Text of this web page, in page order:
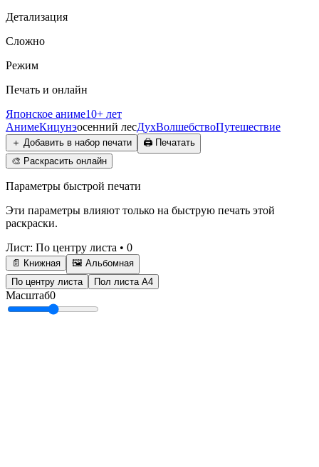
Детализация
Сложно
Режим
Печать и онлайн
Японское аниме10+ лет
АнимеКицунэосенний лесДухВолшебствоПутешествие
＋ Добавить в набор печати 🖨️ Печатать
🎨 Раскрасить онлайн
Параметры быстрой печати
Эти параметры влияют только на быструю печать этой
раскраски.
Лист: По центру листа • 0
📄 Книжная
🖼️ Альбомная
По центру листа
Пол листа А4
Масштаб0